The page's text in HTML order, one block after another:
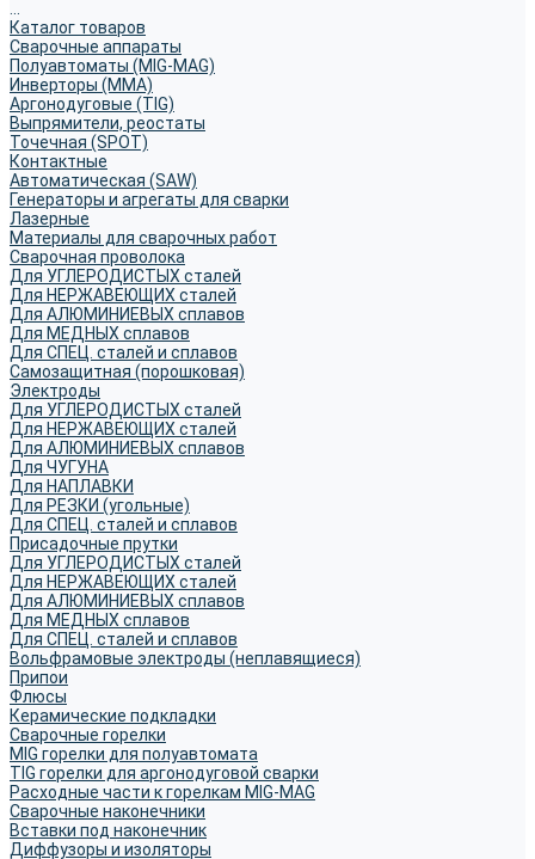
Каталог товаров
Сварочные аппараты
Полуавтоматы (MIG-MAG)
Инверторы (MMA)
Аргонодуговые (TIG)
Выпрямители, реостаты
Точечная (SPOT)
Контактные
Автоматическая (SAW)
Генераторы и агрегаты для сварки
Лазерные
Материалы для сварочных работ
Сварочная проволока
Для УГЛЕРОДИСТЫХ сталей
Для НЕРЖАВЕЮЩИХ сталей
Для АЛЮМИНИЕВЫХ сплавов
Для МЕДНЫХ сплавов
Для СПЕЦ. сталей и сплавов
Самозащитная (порошковая)
Электроды
Для УГЛЕРОДИСТЫХ сталей
Для НЕРЖАВЕЮЩИХ сталей
Для АЛЮМИНИЕВЫХ сплавов
Для ЧУГУНА
Для НАПЛАВКИ
Для РЕЗКИ (угольные)
Для СПЕЦ. сталей и сплавов
Присадочные прутки
Для УГЛЕРОДИСТЫХ сталей
Для НЕРЖАВЕЮЩИХ сталей
Для АЛЮМИНИЕВЫХ сплавов
Для МЕДНЫХ сплавов
Для СПЕЦ. сталей и сплавов
Вольфрамовые электроды (неплавящиеся)
Припои
Флюсы
Керамические подкладки
Сварочные горелки
MIG горелки для полуавтомата
TIG горелки для аргонодуговой сварки
Расходные части к горелкам MIG-MAG
Сварочные наконечники
Вставки под наконечник
Диффузоры и изоляторы